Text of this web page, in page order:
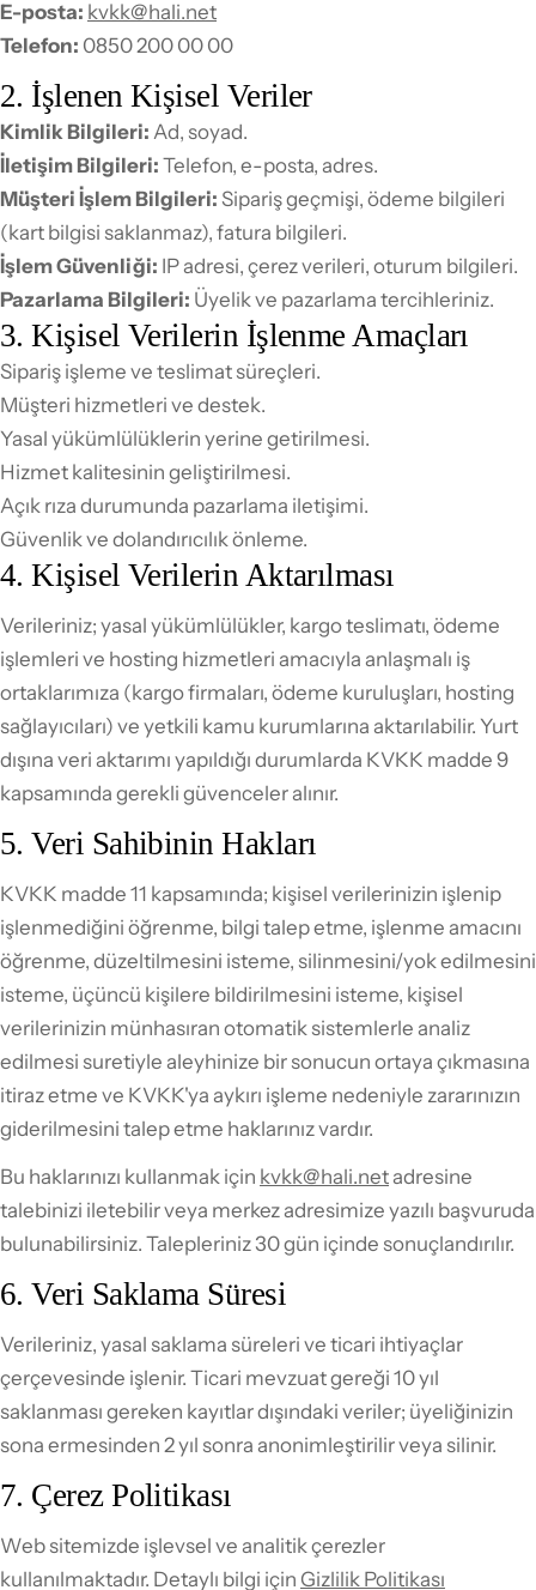
E-posta: kvkk@hali.net
Telefon: 0850 200 00 00
2. İşlenen Kişisel Veriler
Kimlik Bilgileri: Ad, soyad.
İletişim Bilgileri: Telefon, e-posta, adres.
Müşteri İşlem Bilgileri: Sipariş geçmişi, ödeme bilgileri
(kart bilgisi saklanmaz), fatura bilgileri.
İşlem Güvenliği: IP adresi, çerez verileri, oturum bilgileri.
Pazarlama Bilgileri: Üyelik ve pazarlama tercihleriniz.
3. Kişisel Verilerin İşlenme Amaçları
Sipariş işleme ve teslimat süreçleri.
Müşteri hizmetleri ve destek.
Yasal yükümlülüklerin yerine getirilmesi.
Hizmet kalitesinin geliştirilmesi.
Açık rıza durumunda pazarlama iletişimi.
Güvenlik ve dolandırıcılık önleme.
4. Kişisel Verilerin Aktarılması
Verileriniz; yasal yükümlülükler, kargo teslimatı, ödeme
işlemleri ve hosting hizmetleri amacıyla anlaşmalı iş
ortaklarımıza (kargo firmaları, ödeme kuruluşları, hosting
sağlayıcıları) ve yetkili kamu kurumlarına aktarılabilir. Yurt
dışına veri aktarımı yapıldığı durumlarda KVKK madde 9
kapsamında gerekli güvenceler alınır.
5. Veri Sahibinin Hakları
KVKK madde 11 kapsamında; kişisel verilerinizin işlenip
işlenmediğini öğrenme, bilgi talep etme, işlenme amacını
öğrenme, düzeltilmesini isteme, silinmesini/yok edilmesini
isteme, üçüncü kişilere bildirilmesini isteme, kişisel
verilerinizin münhasıran otomatik sistemlerle analiz
edilmesi suretiyle aleyhinize bir sonucun ortaya çıkmasına
itiraz etme ve KVKK'ya aykırı işleme nedeniyle zararınızın
giderilmesini talep etme haklarınız vardır.
Bu haklarınızı kullanmak için kvkk@hali.netadresine
talebinizi iletebilir veya merkez adresimize yazılı başvuruda
bulunabilirsiniz. Talepleriniz 30 gün içinde sonuçlandırılır.
6. Veri Saklama Süresi
Verileriniz, yasal saklama süreleri ve ticari ihtiyaçlar
çerçevesinde işlenir. Ticari mevzuat gereği 10 yıl
saklanması gereken kayıtlar dışındaki veriler; üyeliğinizin
sona ermesinden 2 yıl sonra anonimleştirilir veya silinir.
7. Çerez Politikası
Web sitemizde işlevsel ve analitik çerezler
kullanılmaktadır. Detaylı bilgi için Gizlilik Politikası